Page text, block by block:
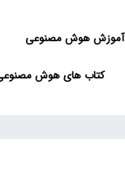
آموزش هوش مصنوعی
کتاب های هوش